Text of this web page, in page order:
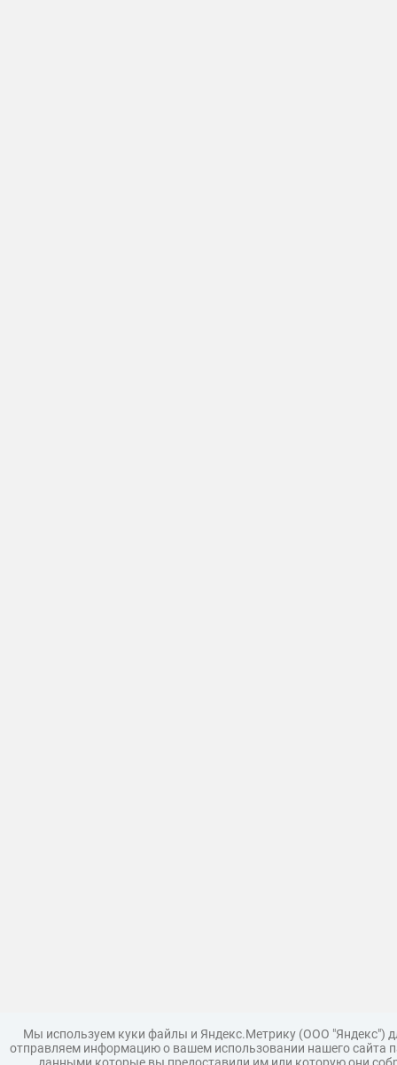
Мы используем куки файлы и Яндекс.Метрику (ООО "Яндекс")
отправляем информацию о вашем использовании нашего сайта